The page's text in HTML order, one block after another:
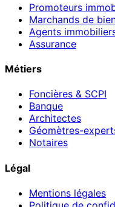
Promoteurs
Marchands de
Agents
Assurance
Métiers
Foncières & SCPI
Banque
Architectes
Géomètres-
Notaires
Légal
Mentions légales